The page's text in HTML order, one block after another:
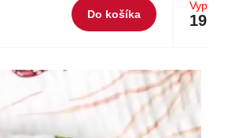
Do košíka